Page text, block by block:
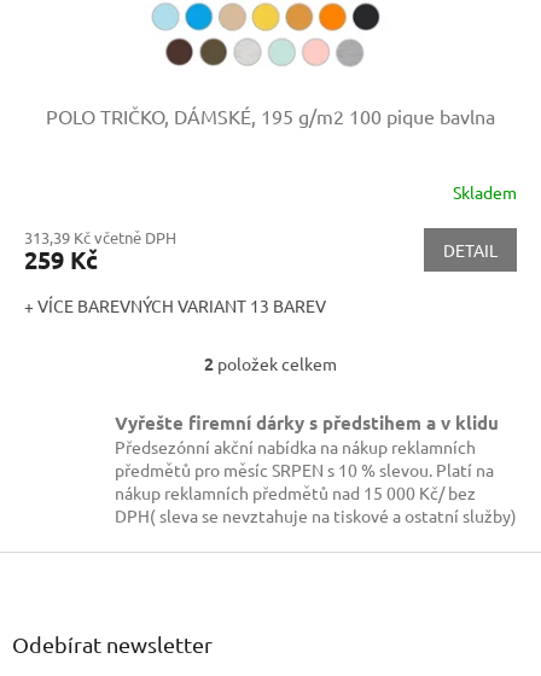
POLO TRIČKO, DÁMSKÉ, 195 g/m2 100 pique bavlna
Skladem
313,39 Kč včetně DPH
259 Kč DETAIL
+ VÍCE BAREVNÝCH VARIANT 13 BAREV
O
l
á
d
a
c
p
2 položek celkem
Vyřešte firemní dárky s předstihem a v klidu
Předsezónní akční nabídka na nákup reklamních
předmětů pro měsíc SRPEN s 10 % slevou. Platí na
nákup reklamních předmětů nad 15 000 Kč/ bez
DPH( sleva se nevztahuje na tiskové a ostatní služby)
Z
Odebírat newsletter